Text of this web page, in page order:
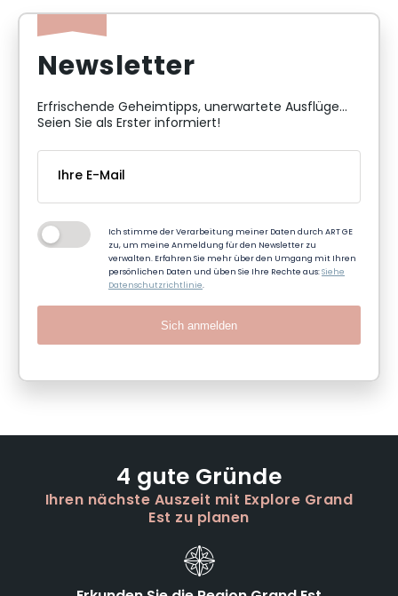
Newsletter
Erfrischende Geheimtipps, unerwartete Ausflüge...
Seien Sie als Erster informiert!
Ich stimme der Verarbeitung meiner Daten durch ART GE
zu, um meine Anmeldung für den Newsletter zu
verwalten. Erfahren Sie mehr über den Umgang mit Ihren
persönlichen Daten und üben Sie Ihre Rechte aus:Siehe
Datenschutzrichtlinie.
Sich anmelden
4 gute Gründe
Ihren nächste Auszeit mit Explore Grand
Est zu planen